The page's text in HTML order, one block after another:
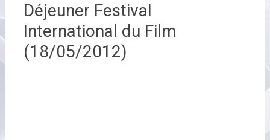
Déjeuner Festival
International du Film
(18/05/2012)